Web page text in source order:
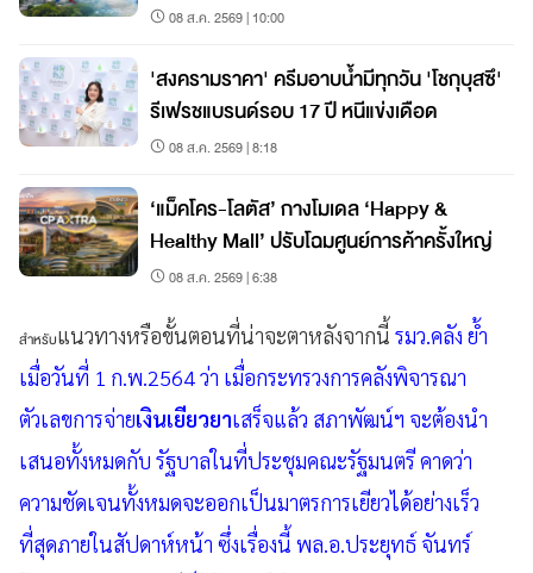
08 ส.ค. 2569 | 10:00
'สงครามราคา' ครีมอาบน้ำมีทุกวัน 'โชกุบุสซึ'
รีเฟรชแบรนด์รอบ 17 ปี หนีแข่งเดือด
08 ส.ค. 2569 | 8:18
‘แม็คโคร-โลตัส’ กางโมเดล ‘Happy &
Healthy Mall’ ปรับโฉมศูนย์การค้าครั้งใหญ่
08 ส.ค. 2569 | 6:38
สำหรับแนวทางหรือขั้นตอนที่น่าจะตาหลังจากนี้ รมว.คลัง ย้ำ
เมื่อวันที่ 1 ก.พ.2564 ว่า เมื่อกระทรวงการคลังพิจารณา
ตัวเลขการจ่ายเงินเยียวยาเสร็จแล้ว สภาพัฒน์ฯ จะต้องนำ
เสนอทั้งหมดกับ รัฐบาลในที่ประชุมคณะรัฐมนตรี คาดว่า
ความชัดเจนทั้งหมดจะออกเป็นมาตรการเยียวได้อย่างเร็ว
ที่สุดภายในสัปดาห์หน้า ซึ่งเรื่องนี้ พล.อ.ประยุทธ์ จันทร์